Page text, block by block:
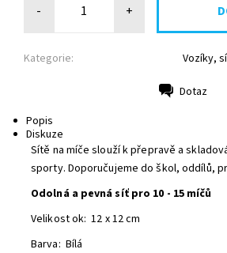
- +
Kategorie: Vozíky,
Dotaz
Popis
Diskuze
Sítě na míče slouží k přepravě a
sporty. Doporučujeme do škol, oddílů,
Odolná a pevná síť pro 10 - 15 míčů
Velikost ok: 12 x 12 cm
Barva: Bílá